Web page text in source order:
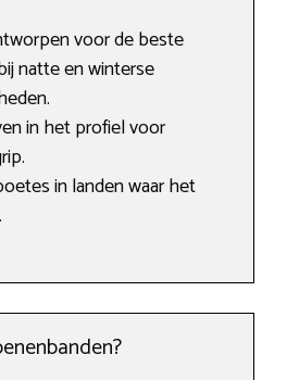
voor de beste
natte en winterse
in het profiel voor
in landen waar het